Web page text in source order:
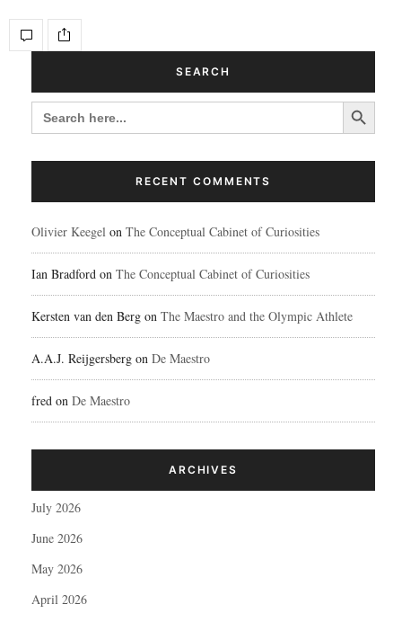
SEARCH
SEARCH
FOR:
Search Button
RECENT COMMENTS
Olivier Keegel on The Conceptual Cabinet of Curiosities
Ian Bradford on The Conceptual Cabinet of Curiosities
Kersten van den Berg on The Maestro and the Olympic Athlete
A.A.J. Reijgersberg on De Maestro
fred on De Maestro
ARCHIVES
July 2026
June 2026
May 2026
April 2026